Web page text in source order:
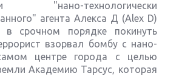
технологически
агента Алекса Д (Alex D)
в срочном порядке покинуть
взорвал бомбу с нано-
центре города с целью
Академию Тарсус, которая